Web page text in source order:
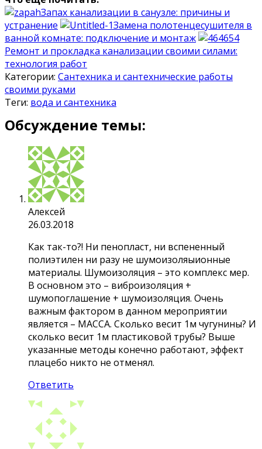
Запах канализации в санузле: причины и
устранение
Замена полотенцесушителя в
ванной комнате: подключение и монтаж
Ремонт и прокладка канализации своими силами:
технология работ
Категории: Сантехника и сантехнические работы
своими руками
Теги: вода и сантехника
Обсуждение темы:
Алексей
26.03.2018
Как так-то?! Ни пенопласт, ни вспененный
полиэтилен ни разу не шумоизоляыионные
материалы. Шумоизоляция – это комплекс мер.
В основном это – виброизоляция +
шумопоглашение + шумоизоляция. Очень
важным фактором в данном мероприятии
является – МАССА. Сколько весит 1м чугунины? И
сколько весит 1м пластиковой трубы? Выше
указанные методы конечно работают, эффект
плацебо никто не отменял.
Ответить